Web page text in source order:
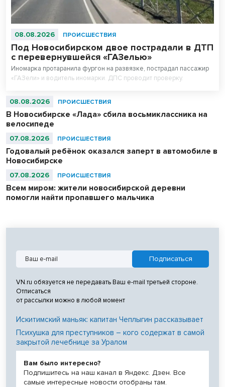
08.08.2026 ПРОИСШЕСТВИЯ
Под Новосибирском двое пострадали в ДТП
с перевернувшейся «ГАЗелью»
Иномарка протаранила фургон на развязке, пострадал пассажир
«ГАЗели» и водитель иномарки. ДПС проводит проверку.
08.08.2026 ПРОИСШЕСТВИЯ
В Новосибирске «Лада» сбила восьмиклассника на
велосипеде
07.08.2026 ПРОИСШЕСТВИЯ
Годовалый ребёнок оказался заперт в автомобиле в
Новосибирске
07.08.2026 ПРОИСШЕСТВИЯ
Всем миром: жители новосибирской деревни
помогли найти пропавшего мальчика
VN.ru обязуется не передавать Ваш e-mail третьей стороне.
Отписаться
от рассылки можно в любой момент
Искитимский маньяк: капитан Чеплыгин рассказывает
Психушка для преступников – кого содержат в самой
закрытой лечебнице за Уралом
Вам было интересно?
Подпишитесь на наш канал в Яндекс. Дзен. Все
самые интересные новости отобраны там.